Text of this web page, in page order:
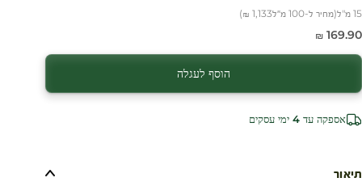
15 מ"ל (מחיר ל-100 מ״ל 1,133 ₪
)
מחיר מבצע
169.90 ₪
הוסף לעגלה
אספקה עד 4 ימי עסקים
תיאור